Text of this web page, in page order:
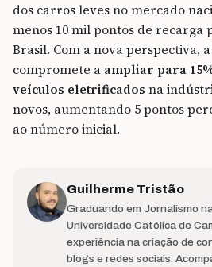
dos carros leves no mercado
menos 10 mil pontos de recarga
Brasil. Com a nova perspectiva,
compromete a ampliar para
veículos eletrificados na
novos, aumentando 5 pontos
ao número inicial.
Guilherme Tristão
Graduando em Jornalismo
Universidade Católica de
experiência na criação de
blogs e redes sociais.